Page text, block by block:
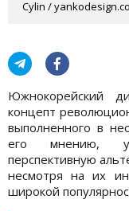
Cylin /
Южнокорейский
концепт
выполненного в
его мнению,
перспективную
несмотря на их
широкой